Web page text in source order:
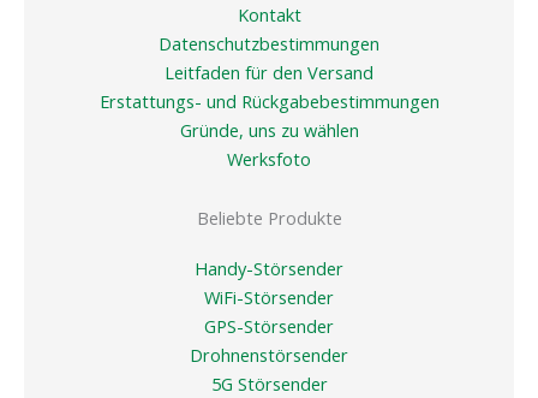
Kontakt
Datenschutzbestimmungen
Leitfaden für den Versand
Erstattungs- und Rückgabebestimmungen
Gründe, uns zu wählen
Werksfoto
Beliebte Produkte
Handy-Störsender
WiFi-Störsender
GPS-Störsender
Drohnenstörsender
5G Störsender